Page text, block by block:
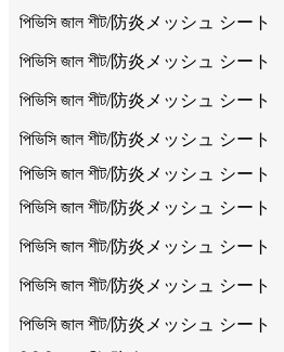
পিভিসি জাল শীট/防炎メッシュ シート
পিভিসি জাল শীট/防炎メッシュ シート
পিভিসি জাল শীট/防炎メッシュ シート
পিভিসি জাল শীট/防炎メッシュ シート
পিভিসি জাল শীট/防炎メッシュ シート
পিভিসি জাল শীট/防炎メッシュ シート
পিভিসি জাল শীট/防炎メッシュ シート
পিভিসি জাল শীট/防炎メッシュ シート
পিভিসি জাল শীট/防炎メッシュ シート